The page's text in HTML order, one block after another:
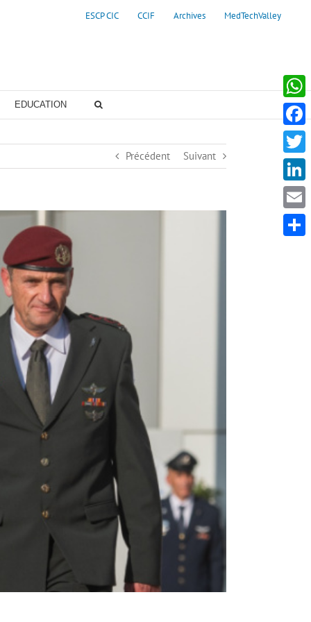
ESCP CIC CCIF Archives MedTechValley
EDUCATION
Précédent Suivant
Email